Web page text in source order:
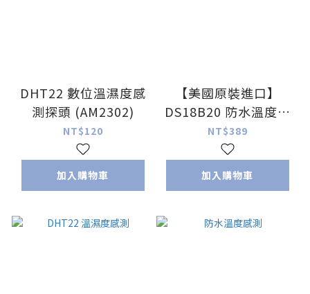
DHT22 數位溫濕度感
測探頭 (AM2302)
NT$120
加入購物車
【美國原裝進口】
DS18B20 防水溫度感
測器
NT$389
加入購物車